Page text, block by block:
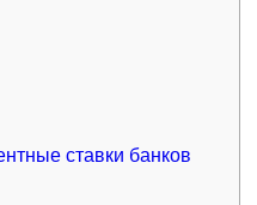
ставки банков